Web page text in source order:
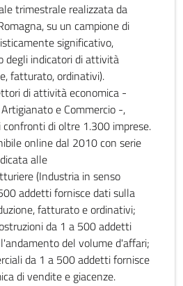
trimestrale realizzata da
su un campione di
significativo,
degli indicatori di attività
fatturato, ordinativi).
di attività economica -
e Commercio -,
confronti di oltre 1.300 imprese.
online dal 2010 con serie
alle
(Industria in senso
addetti fornisce dati sulla
fatturato e ordinativi;
da 1 a 500 addetti
del volume d'affari;
da 1 a 500 addetti fornisce
di vendite e giacenze.